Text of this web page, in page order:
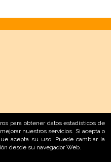
para obtener datos estadísticos de
nuestros servicios. Si acepta o
acepta su uso. Puede cambiar la
desde su navegador Web.